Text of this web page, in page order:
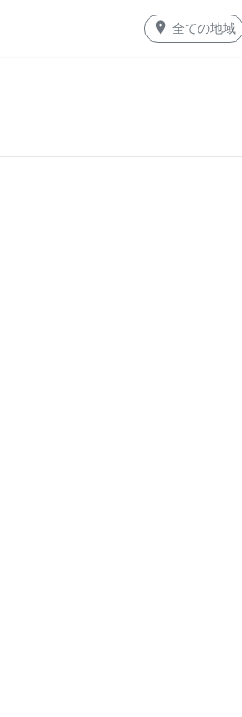
place 全ての地域